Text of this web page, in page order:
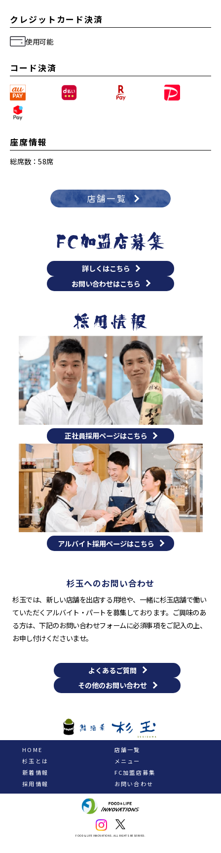
クレジットカード決済
使用可能
コード決済
座席情報
総席数：58席
店舗一覧
詳しくはこちら
お問い合わせはこちら
正社員採用ページはこちら
アルバイト採用ページはこちら
杉玉へのお問い合わせ
杉玉では、新しい店舗を出店する用地や、一緒に杉玉店舗で働い
ていただくアルバイト・パートを募集しております。ご興味のあ
る方は、下記のお問い合わせフォームに必須事項をご記入の上、
お申し付けくださいませ。
よくあるご質問
その他のお問い合わせ
HOME
店舗一覧
杉玉とは
メニュー
新着情報
FC加盟店募集
採用情報
お問い合わせ
FOOD& LIFE INNOVATIONS. ALL RIGHTS RESERVED.